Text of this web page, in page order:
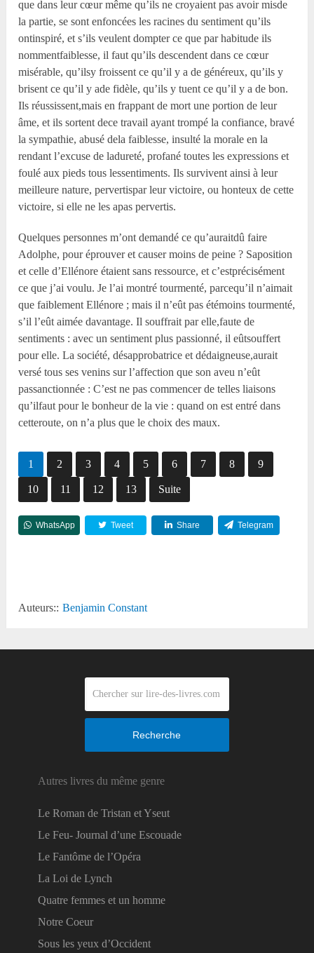
que dans leur cœur même qu’ils ne croyaient pas avoir misde
la partie, se sont enfoncées les racines du sentiment qu’ils
ontinspiré, et s’ils veulent dompter ce que par habitude ils
nommentfaiblesse, il faut qu’ils descendent dans ce cœur
misérable, qu’ilsy froissent ce qu’il y a de généreux, qu’ils y
brisent ce qu’il y ade fidèle, qu’ils y tuent ce qu’il y a de bon.
Ils réussissent,mais en frappant de mort une portion de leur
âme, et ils sortent dece travail ayant trompé la confiance, bravé
la sympathie, abusé dela faiblesse, insulté la morale en la
rendant l’excuse de ladureté, profané toutes les expressions et
foulé aux pieds tous lessentiments. Ils survivent ainsi à leur
meilleure nature, pervertispar leur victoire, ou honteux de cette
victoire, si elle ne les apas pervertis.
Quelques personnes m’ont demandé ce qu’auraitdû faire
Adolphe, pour éprouver et causer moins de peine ? Saposition
et celle d’Ellénore étaient sans ressource, et c’estprécisément
ce que j’ai voulu. Je l’ai montré tourmenté, parcequ’il n’aimait
que faiblement Ellénore ; mais il n’eût pas étémoins tourmenté,
s’il l’eût aimée davantage. Il souffrait par elle,faute de
sentiments : avec un sentiment plus passionné, il eûtsouffert
pour elle. La société, désapprobatrice et dédaigneuse,aurait
versé tous ses venins sur l’affection que son aveu n’eût
passanctionnée : C’est ne pas commencer de telles liaisons
qu’ilfaut pour le bonheur de la vie : quand on est entré dans
cetteroute, on n’a plus que le choix des maux.
1 2 3 4 5 6 7 8 9
10 11 12 13 Suite
WhatsApp Tweet Share Telegram
Auteurs:: Benjamin Constant
Recherche
Autres livres du même genre
Le Roman de Tristan et Yseut
Le Feu- Journal d’une Escouade
Le Fantôme de l’Opéra
La Loi de Lynch
Quatre femmes et un homme
Notre Coeur
Sous les yeux d’Occident